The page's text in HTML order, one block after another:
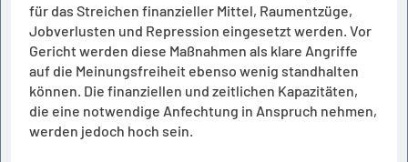
für das Streichen finanzieller Mittel, Raumentzüge,
Jobverlusten und Repression eingesetzt werden. Vor
Gericht werden diese Maßnahmen als klare Angriffe
auf die Meinungsfreiheit ebenso wenig standhalten
können. Die finanziellen und zeitlichen Kapazitäten,
die eine notwendige Anfechtung in Anspruch nehmen,
werden jedoch hoch sein.